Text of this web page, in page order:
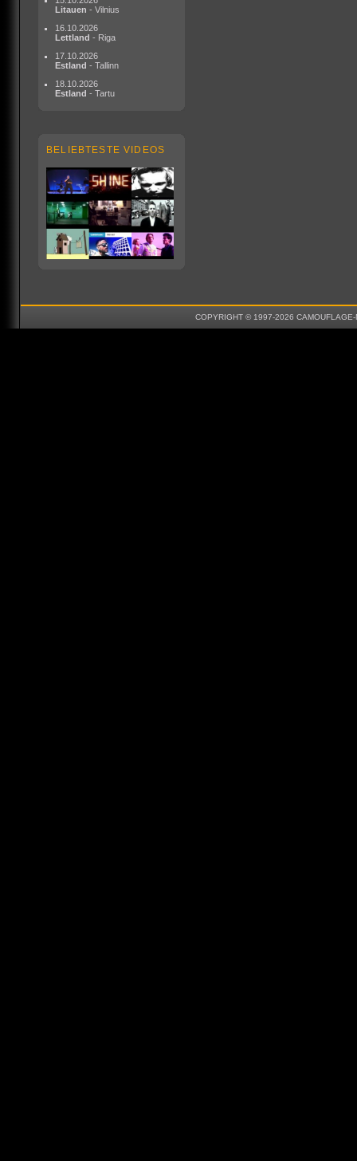
Litauen - Vilnius
16.10.2026
Lettland - Riga
17.10.2026
Estland - Tallinn
18.10.2026
Estland - Tartu
BELIEBTESTE VIDEOS
COPYRIGHT © 1997-2026 CAMOUFLAGE-